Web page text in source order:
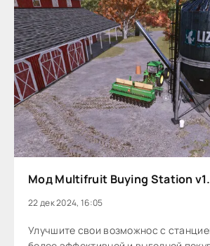
Мод Multifruit Buying Station
22 дек 2024, 16:05
Улучшите свои возможнос с